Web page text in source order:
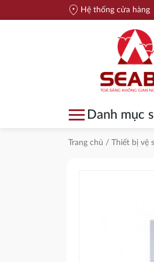
location_on Hệ thống cửa hàng
menu Danh mục
Trang chủ / Thiết bị vệ